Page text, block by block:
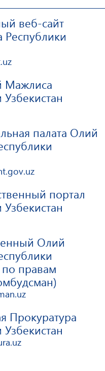
веб-сайт
Республики
Мажлиса
палата Олий
портал
Олий
по правам
Прокуратура